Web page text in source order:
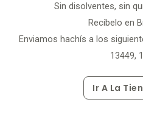
Sin disolventes, sin
Recíbelo en
Enviamos hachís a los
13449,
Ir A La